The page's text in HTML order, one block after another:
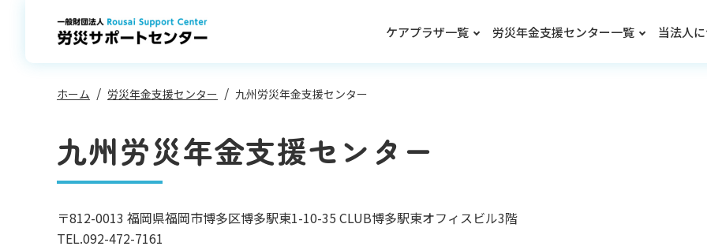
ケアプラザ一覧 労災年金支援センター一覧 当法人
ホーム 労災年金支援センター 九州労災年金支援センター
九州労災年金支援センター
〒812-0013 福岡県福岡市博多区博多駅東1-10-35 CLUB博多駅東オフィスビル3階
TEL.092-472-7161